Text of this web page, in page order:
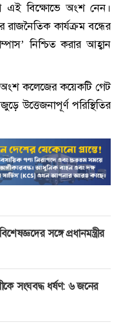
এই বিক্ষোভে অংশ নেন।
কার্যক্রম বন্ধের
নিশ্চিত করার আহ্বান
অংশ কলেজের কয়েকটি গেট
উত্তেজনাপূর্ণ পরিস্থিতির
সঙ্গে প্রধানমন্ত্রীর
সংঘবদ্ধ ধর্ষণ: ৬ জনের